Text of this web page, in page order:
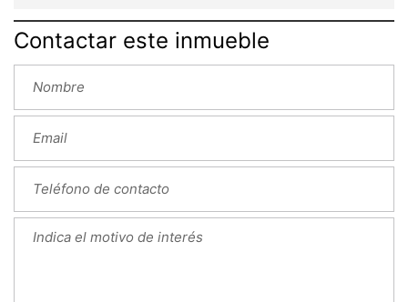
Contactar este inmueble